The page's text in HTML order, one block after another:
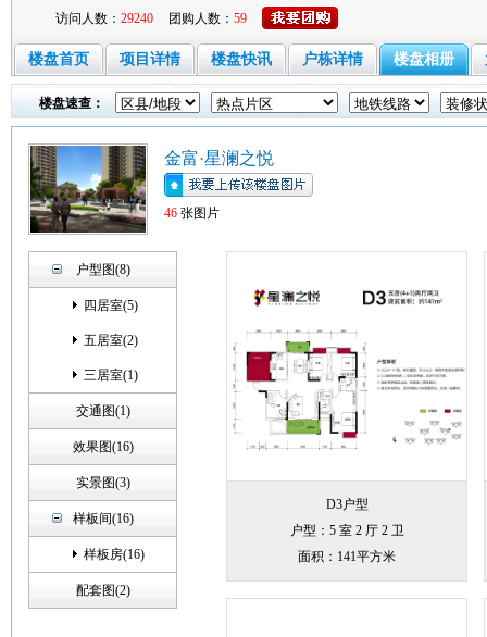
访问人数： 29240 团购人数： 59
楼盘首页 项目详情 楼盘快讯 户栋详情 楼盘相册
楼盘速查：
金富·星澜之悦
46 张图片
户型图(8)
四居室(5)
五居室(2)
三居室(1)
交通图(1)
效果图(16)
实景图(3)
样板间(16)
样板房(16)
配套图(2)
D3户型
户型：5 室 2 厅 2 卫
面积：141平方米